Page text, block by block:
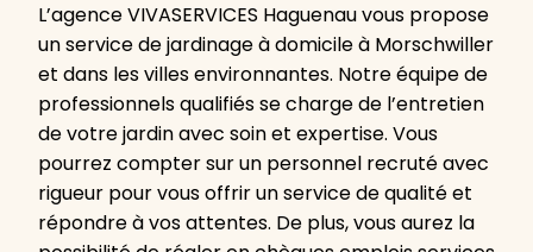
L’agence VIVASERVICES Haguenau vous propose
un service de jardinage à domicile à Morschwiller
et dans les villes environnantes. Notre équipe de
professionnels qualifiés se charge de l’entretien
de votre jardin avec soin et expertise. Vous
pourrez compter sur un personnel recruté avec
rigueur pour vous offrir un service de qualité et
répondre à vos attentes. De plus, vous aurez la